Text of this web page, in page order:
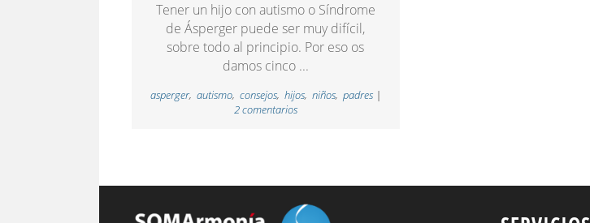
Tener un hijo con autismo o Síndrome
de Ásperger puede ser muy difícil,
sobre todo al principio. Por eso os
damos cinco ...
asperger, autismo, consejos, hijos, niños, padres|
2 comentarios